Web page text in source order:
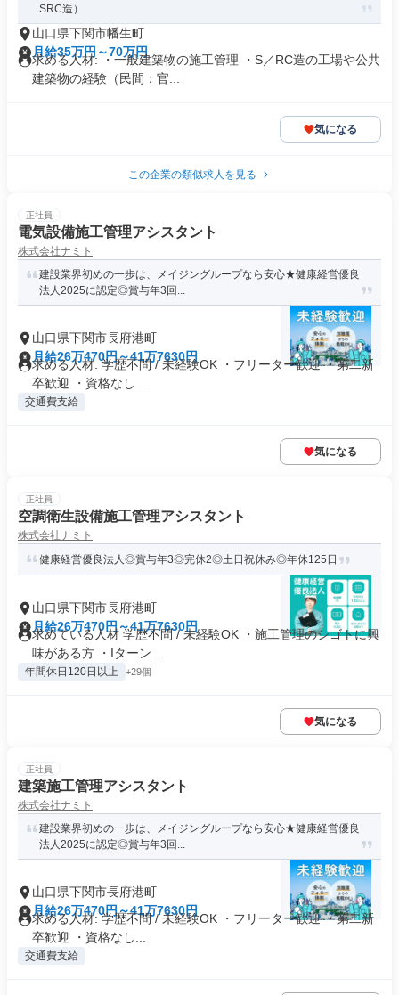
SRC造）
山口県下関市幡生町
月給35万円～70万円
求める人材: ・一般建築物の施工管理 ・S／RC造の工場や公共
建築物の経験（民間：官...
気になる
この企業の類似求人を見る
正社員
電気設備施工管理アシスタント
株式会社ナミト
建設業界初めの一歩は、メイジングループなら安心★健康経営優良
法⼈2025に認定◎賞与年3回...
山口県下関市長府港町
月給26万470円～41万7630円
求める人材: 学歴不問 / 未経験OK ・フリーター歓迎 ・第二新
卒歓迎 ・資格なし...
交通費支給
気になる
正社員
空調衛生設備施工管理アシスタント
株式会社ナミト
健康経営優良法⼈◎賞与年3◎完休2◎土日祝休み◎年休125日
山口県下関市長府港町
月給26万470円～41万7630円
求めている人材 学歴不問 / 未経験OK ・施工管理のシゴトに興
味がある方 ・Iターン...
年間休日120日以上 +29個
気になる
正社員
建築施工管理アシスタント
株式会社ナミト
建設業界初めの一歩は、メイジングループなら安心★健康経営優良
法⼈2025に認定◎賞与年3回...
山口県下関市長府港町
月給26万470円～41万7630円
求める人材: 学歴不問 / 未経験OK ・フリーター歓迎 ・第二新
卒歓迎 ・資格なし...
交通費支給